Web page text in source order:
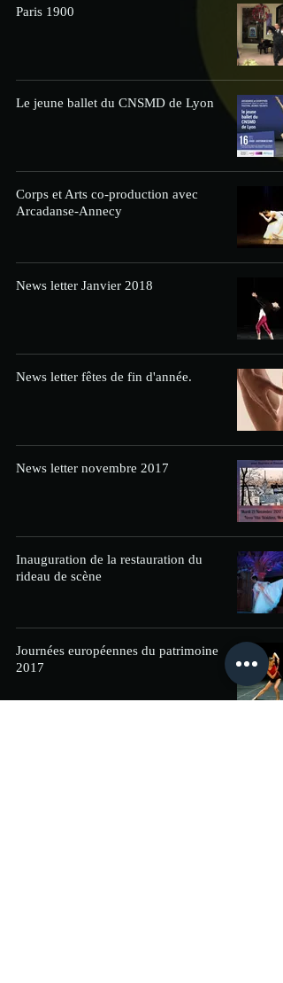
Paris 1900
Le jeune ballet du CNSMD de Lyon
Corps et Arts co-production avec
Arcadanse-Annecy
News letter Janvier 2018
News letter fêtes de fin d'année.
News letter novembre 2017
Inauguration de la restauration du
rideau de scène
Journées européennes du patrimoine
2017